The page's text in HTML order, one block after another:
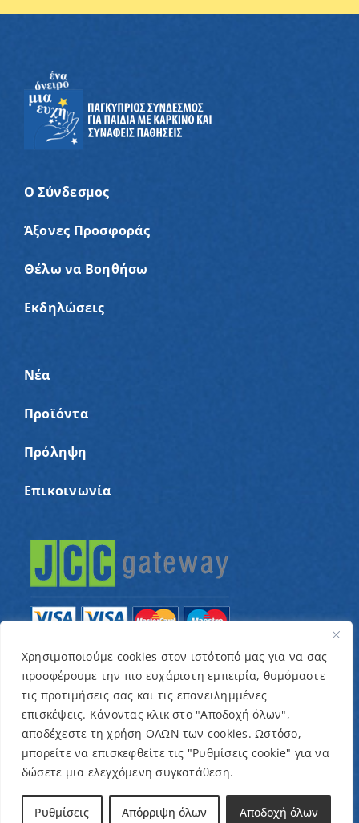
Χρησιμοποιούμε cookies στον ιστότοπό μας για να σας
προσφέρουμε την πιο ευχάριστη εμπειρία, θυμόμαστε
τις προτιμήσεις σας και τις επανειλημμένες
επισκέψεις. Κάνοντας κλικ στο "Αποδοχή όλων",
αποδέχεστε τη χρήση ΟΛΩΝ των cookies. Ωστόσο,
μπορείτε να επισκεφθείτε τις "Ρυθμίσεις cookie" για να
δώσετε μια ελεγχόμενη συγκατάθεση.
Ρυθμίσεις Απόρριψη όλων Αποδοχή όλων
Ο Σύνδεσμος
Άξονες Προσφοράς
Θέλω να Βοηθήσω
Εκδηλώσεις
Νέα
Προϊόντα
Πρόληψη
Επικοινωνία
© Copyright 2022 – Παγκύπριος Σύνδεσμος για
παιδιά με καρκίνο και συναφείς παθήσεις «Ένα
Όνειρο Μια Ευχή» / Designed & Developed byNETinfo
Plc
Όροι και Προϋποθέσεις|Πολιτική Απορρήτου